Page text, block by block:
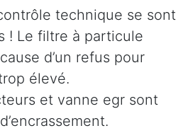
technique se sont
! Le filtre à particule
d’un refus pour
élevé.
et vanne egr sont